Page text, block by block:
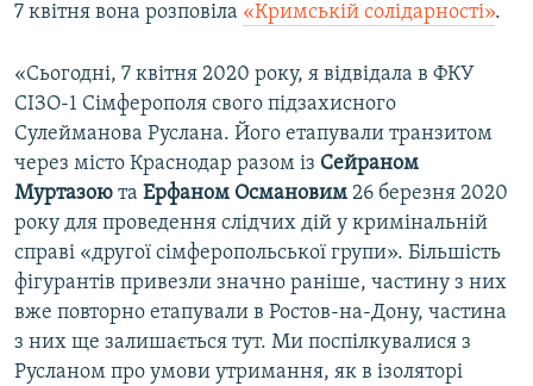
7 квітня вона розповіла «Кримській солідарності».
«Сьогодні, 7 квітня 2020 року, я відвідала в ФКУ
СІЗО-1 Сімферополя свого підзахисного
Сулейманова Руслана. Його етапували транзитом
через місто Краснодар разом із Сейраном
Муртазою та Ерфаном Османовим 26 березня 2020
року для проведення слідчих дій у кримінальній
справі «другої сімферопольської групи». Більшість
фігурантів привезли значно раніше, частину з них
вже повторно етапували в Ростов-на-Дону, частина
з них ще залишається тут. Ми поспілкувалися з
Русланом про умови утримання, як в ізоляторі